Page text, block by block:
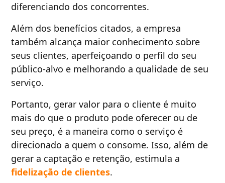
diferenciando dos concorrentes.
Além dos benefícios citados, a empresa
também alcança maior conhecimento sobre
seus clientes, aperfeiçoando o perfil do seu
público-alvo e melhorando a qualidade de seu
serviço.
Portanto, gerar valor para o cliente é muito
mais do que o produto pode oferecer ou de
seu preço, é a maneira como o serviço é
direcionado a quem o consome. Isso, além de
gerar a captação e retenção, estimula a
fidelização de clientes.